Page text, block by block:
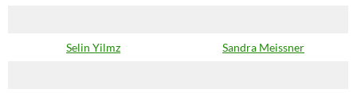
Selin Yilmz Sandra Meissner